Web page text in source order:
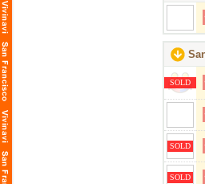
SOLD
SOLD
SOLD